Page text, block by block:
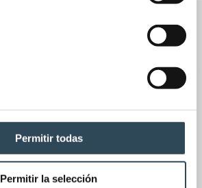
Permitir todas
Permitir la selección